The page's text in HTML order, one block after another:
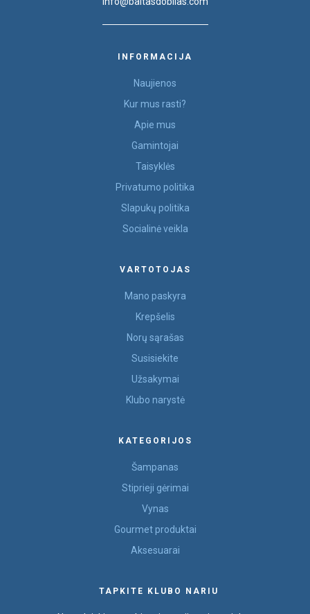
INFORMACIJA
Naujienos
Kur mus rasti?
Apie mus
Gamintojai
Taisyklės
Privatumo politika
Slapukų politika
Socialinė veikla
VARTOTOJAS
Mano paskyra
Krepšelis
Norų sąrašas
Susisiekite
Užsakymai
Klubo narystė
KATEGORIJOS
Šampanas
Stiprieji gėrimai
Vynas
Gourmet produktai
Aksesuarai
TAPKITE KLUBO NARIU